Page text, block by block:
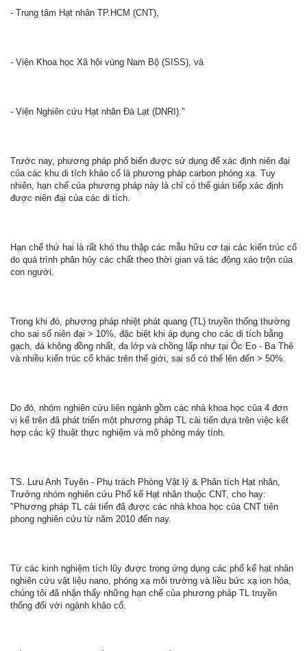
- Trung tâm Hạt nhân TP.HCM (CNT),
- Viện Khoa học Xã hội vùng Nam Bộ (SISS), và
- Viện Nghiên cứu Hạt nhân Đà Lạt (DNRI)."
Trước nay, phương pháp phổ biến được sử dụng để xác định niên đại
của các khu di tích khảo cổ là phương pháp carbon phóng xạ. Tuy
nhiên, hạn chế của phương pháp này là chỉ có thể gián tiếp xác định
được niên đại của các di tích.
Hạn chế thứ hai là rất khó thu thập các mẫu hữu cơ tại các kiến trúc cổ
do quá trình phân hủy các chất theo thời gian và tác động xáo trộn của
con người.
Trong khi đó, phương pháp nhiệt phát quang (TL) truyền thống thường
cho sai số niên đại > 10%, đặc biệt khi áp dụng cho các di tích bằng
gạch, đá không đồng nhất, đa lớp và chồng lấp như tại Óc Eo - Ba Thê
và nhiều kiến trúc cổ khác trên thế giới, sai số có thể lên đến > 50%.
Do đó, nhóm nghiên cứu liên ngành gồm các nhà khoa học của 4 đơn
vị kể trên đã phát triển một phương pháp TL cải tiến dựa trên việc kết
hợp các kỹ thuật thực nghiệm và mô phỏng máy tính.
TS. Lưu Anh Tuyên - Phụ trách Phòng Vật lý & Phân tích Hạt nhân,
Trưởng nhóm nghiên cứu Phổ kế Hạt nhân thuộc CNT, cho hay:
"Phương pháp TL cải tiến đã được các nhà khoa học của CNT tiên
phong nghiên cứu từ năm 2010 đến nay.
Từ các kinh nghiệm tích lũy được trong ứng dụng các phổ kế hạt nhân
nghiên cứu vật liệu nano, phóng xạ môi trường và liều bức xạ ion hóa,
chúng tôi đã nhận thấy những hạn chế của phương pháp TL truyền
thống đối với ngành khảo cổ.